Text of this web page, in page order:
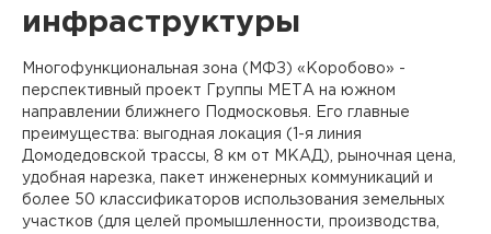
инфраструктуры
Многофункциональная зона (МФЗ) «Коробово» -
перспективный проект Группы МЕТА на южном
направлении ближнего Подмосковья. Его главные
преимущества: выгодная локация (1-я линия
Домодедовской трассы, 8 км от МКАД), рыночная цена,
удобная нарезка, пакет инженерных коммуникаций и
более 50 классификаторов использования земельных
участков (для целей промышленности, производства,